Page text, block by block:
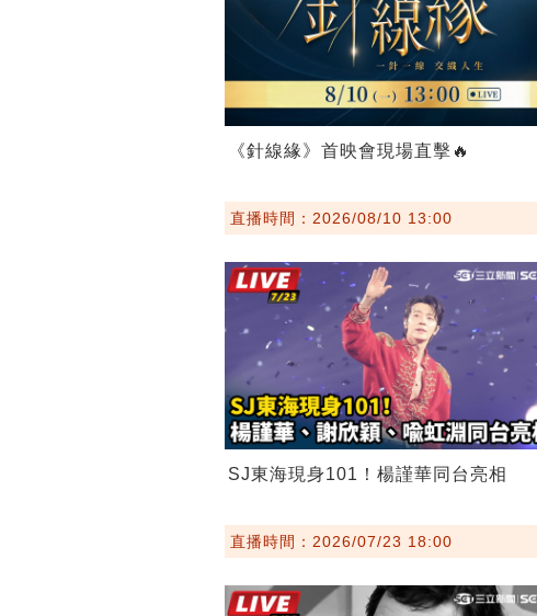
《針線緣》首映會現場直擊🔥
直播時間：2026/08/10 13:00
SJ東海現身101！楊謹華同台亮相
直播時間：2026/07/23 18:00